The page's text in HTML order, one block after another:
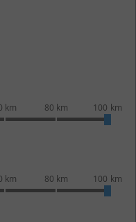
km 80 km 100 km
km 80 km 100 km